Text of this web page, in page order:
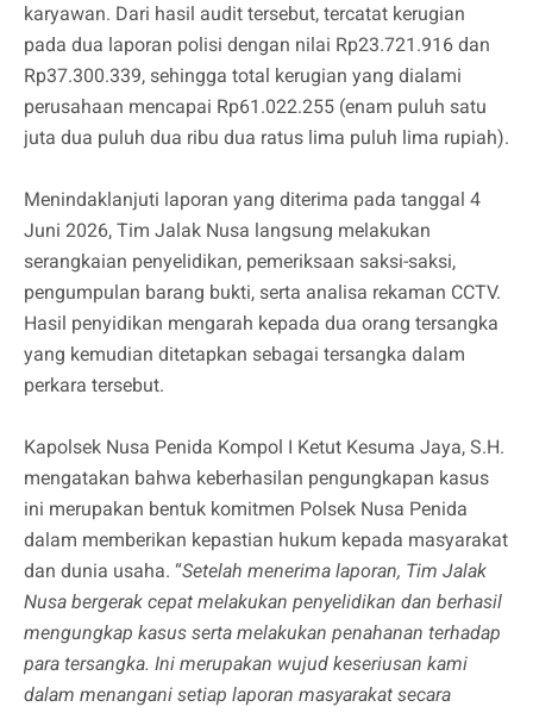
karyawan. Dari hasil audit tersebut, tercatat kerugian
pada dua laporan polisi dengan nilai Rp23.721.916 dan
Rp37.300.339, sehingga total kerugian yang dialami
perusahaan mencapai Rp61.022.255 (enam puluh satu
juta dua puluh dua ribu dua ratus lima puluh lima rupiah).
Menindaklanjuti laporan yang diterima pada tanggal 4
Juni 2026, Tim Jalak Nusa langsung melakukan
serangkaian penyelidikan, pemeriksaan saksi-saksi,
pengumpulan barang bukti, serta analisa rekaman CCTV.
Hasil penyidikan mengarah kepada dua orang tersangka
yang kemudian ditetapkan sebagai tersangka dalam
perkara tersebut.
Kapolsek Nusa Penida Kompol I Ketut Kesuma Jaya, S.H.
mengatakan bahwa keberhasilan pengungkapan kasus
ini merupakan bentuk komitmen Polsek Nusa Penida
dalam memberikan kepastian hukum kepada masyarakat
dan dunia usaha. “Setelah menerima laporan, Tim Jalak
Nusa bergerak cepat melakukan penyelidikan dan berhasil
mengungkap kasus serta melakukan penahanan terhadap
para tersangka. Ini merupakan wujud keseriusan kami
dalam menangani setiap laporan masyarakat secara